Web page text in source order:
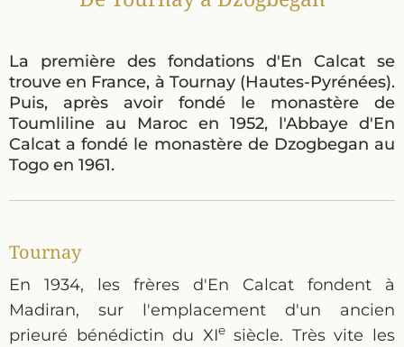
La première des fondations d'En Calcat se
trouve en France, à Tournay (Hautes-Pyrénées).
Puis, après avoir fondé le monastère de
Toumliline au Maroc en 1952, l'Abbaye d'En
Calcat a fondé le monastère de Dzogbegan au
Togo en 1961.
Tournay
En 1934, les frères d'En Calcat fondent à
Madiran, sur l'emplacement d'un ancien
prieuré bénédictin du XIesiècle. Très vite les